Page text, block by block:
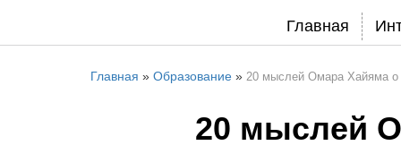
Главная
Главная » Образование» 20 мыслей Омара Хайяма о
20 мыслей